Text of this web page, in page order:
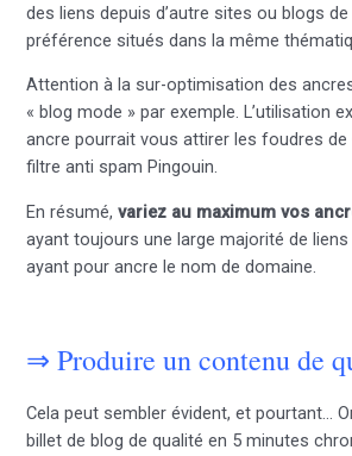
des liens depuis d’autre sites ou blogs
préférence situés dans la même
Attention à la sur-optimisation des
« blog mode » par exemple. L’utilisation
ancre pourrait vous attirer les foudres de
filtre anti spam Pingouin.
En résumé,variez au maximum vos
ayant toujours une large majorité de
ayant pour ancre le nom de domaine.
⇒ Produire un contenu de
Cela peut sembler évident, et pourtant…
billet de blog de qualité en 5 minutes